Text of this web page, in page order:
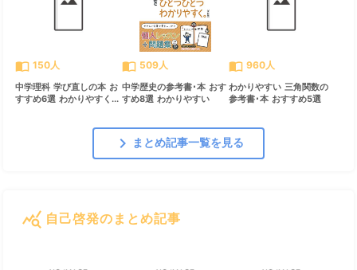
import_contacts 150人
中学理科 学び直しの本 お
すすめ6選 わかりやすく...
import_contacts 509人
中学歴史の参考書･本 おす
すめ8選 わかりやすい
import_contacts 960人
わかりやすい 三角関数の
参考書･本 おすすめ5選
chevron_right まとめ記事一覧を見る
query_stats 自己啓発のまとめ記事